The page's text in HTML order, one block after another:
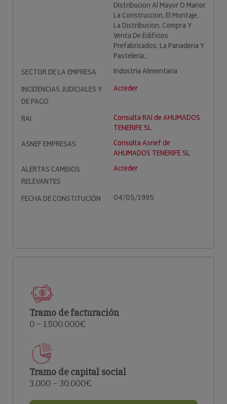
Distribucion Al Mayor O Manor
La Construccion, El Montaje,
La Distribucion, Compra Y
Venta De Edificios
Prefabricados; La Panaderia Y
Pasteleria.;
SECTOR DE LA EMPRESA
Industria Alimentaria
INCIDENCIAS JUDICIALES Y
DE PAGO
Acceder
RAI
Consulta RAI de AHUMADOS
TENERIFE SL
ASNEF EMPRESAS
Consulta Asnef de
AHUMADOS TENERIFE SL
ALERTAS CAMBIOS
RELEVANTES
Acceder
FECHA DE CONSTITUCIÓN 04/05/1995
Tramo de facturación
0 – 1.500.000€
Tramo de capital social
3.000 – 30.000€